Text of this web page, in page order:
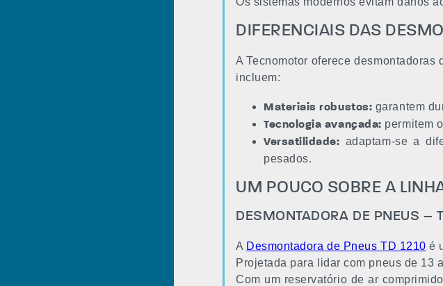
DIFERENCIAIS DAS
A Tecnomotor oferece
incluem:
Materiais robustos: garantem
Tecnologia avançada: permitem
Versatilidade: adaptam-se a
pesados.
UM POUCO SOBRE A
DESMONTADORA DE PNEUS –
A Desmontadora de Pneus TD 1210 é
Projetada para lidar com pneus de 13
Com um reservatório de ar